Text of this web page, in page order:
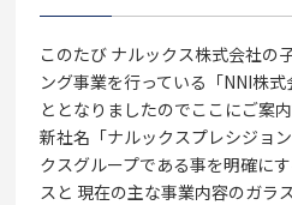
このたび ナルックス株式会社の
ング事業を⾏っている「NNI株
ととなりましたのでここにご案
新社名「ナルックスプレシジョ
クスグループである事を明確に
スと 現在の主な事業内容のガラ